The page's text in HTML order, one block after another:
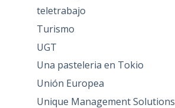
teletrabajo
Turismo
UGT
Una pasteleria en Tokio
Unión Europea
Unique Management Solutions